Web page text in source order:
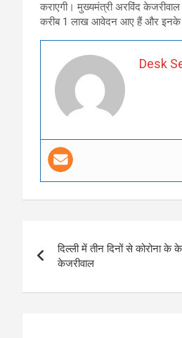
कराएगी। मुख्यमंत्री अरविंद
करीब 1 लाख आवेदन आए हैं और इनके
Desk
navigation
दिल्ली में तीन दिनों से कोरोना
केजरीवाल